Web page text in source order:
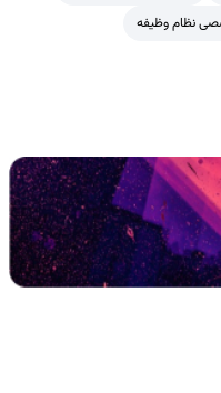
نظام وظیفه